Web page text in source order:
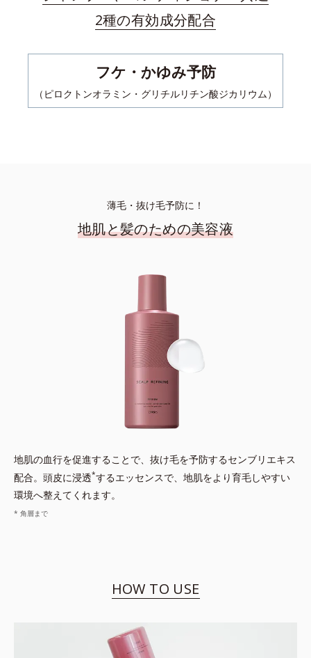
2種の有効成分配合
フケ・かゆみ予防
（ピロクトンオラミン・グリチルリチン酸ジカリウム）
薄毛・抜け毛予防に！
地肌と髪のための美容液
地肌の血行を促進することで、抜け毛を予防するセンブリエキス
配合。頭皮に浸透*するエッセンスで、地肌をより育毛しやすい
環境へ整えてくれます。
* 角層まで
HOW TO USE